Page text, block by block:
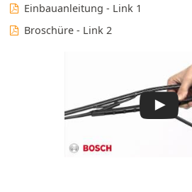
Einbauanleitung - Link 1
Broschüre - Link 2